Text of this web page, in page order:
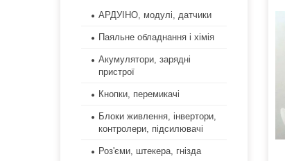
АРДУІНО, модулі, датчики
Паяльне обладнання і хімія
Акумулятори, зарядні
пристрої
Кнопки, перемикачі
Блоки живлення, інвертори,
контролери, підсилювачі
Роз'єми, штекера, гнізда